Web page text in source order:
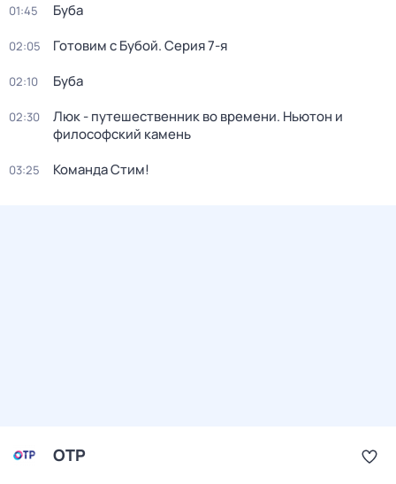
01:45 Буба
02:05 Готовим с Бубой. Серия 7-я
02:10 Буба
02:30
Люк - путешественник во времени. Ньютон и
философский камень
03:25 Команда Стим!
ОТР